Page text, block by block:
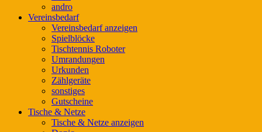
andro
Vereinsbedarf
Vereinsbedarf anzeigen
Spielblöcke
Tischtennis Roboter
Umrandungen
Urkunden
Zählgeräte
sonstiges
Gutscheine
Tische & Netze
Tische & Netze anzeigen